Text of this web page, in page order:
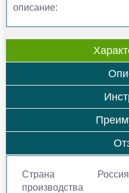
описание:
Страна
производства
Россия